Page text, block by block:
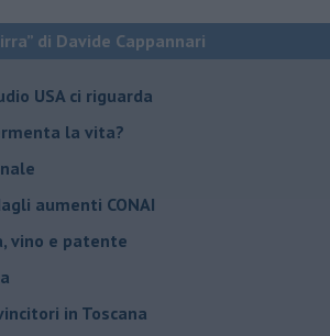
di Davide Cappannari
USA ci riguarda
la vita?
aumenti CONAI
vino e patente
in Toscana